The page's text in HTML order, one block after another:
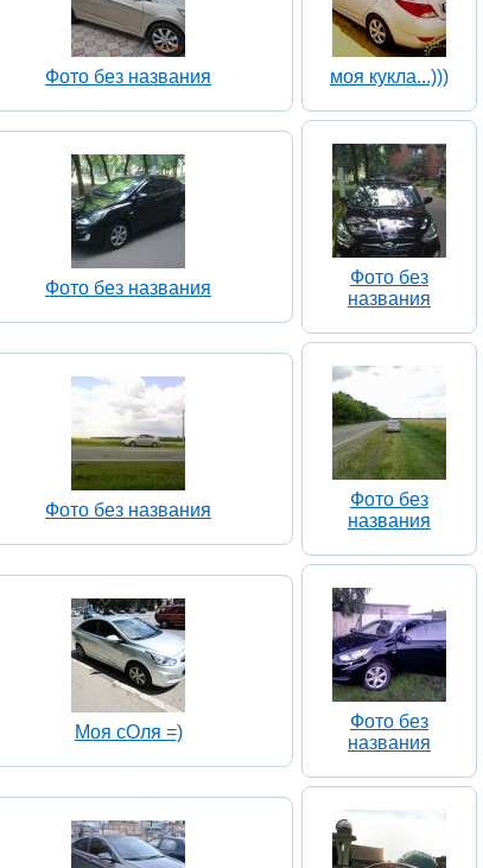
Фото без названия моя кукла...)))
Фото без названия
Фото без
названия
Фото без названия
Фото без
названия
Моя сОля =)
Фото без
названия